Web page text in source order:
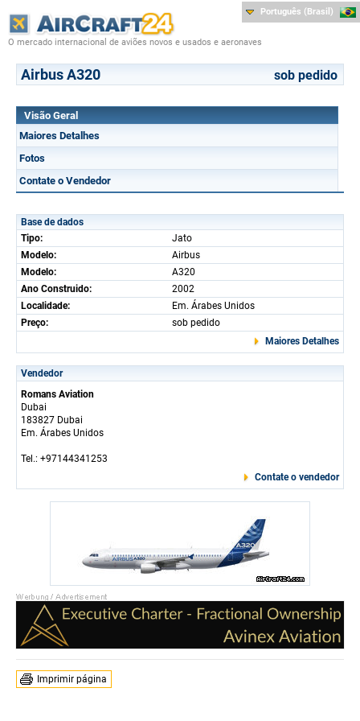
O mercado internacional de aviões novos e usados e aeronaves
Português (Brasil)
Airbus A320 sob pedido
Visão Geral
Maiores Detalhes
Fotos
Contate o Vendedor
Base de dados
Tipo:
Jato
Modelo:
Airbus
Modelo:
A320
Ano Construido:
2002
Localidade:
Em. Árabes Unidos
Preço:
sob pedido
Maiores Detalhes
Vendedor
Romans Aviation
Dubai
183827 Dubai
Em. Árabes Unidos
Tel.: +97144341253
Contate o vendedor
Imprimir página